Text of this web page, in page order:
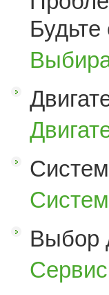
Выбор